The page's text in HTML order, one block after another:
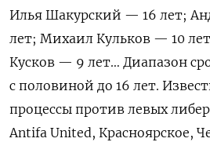
Илья Шакурский — 16 лет;
лет; Михаил Кульков — 10
Кусков — 9 лет… Диапазон
с половиной до 16 лет.
процессы против левых
Antifa United, Красноярское,